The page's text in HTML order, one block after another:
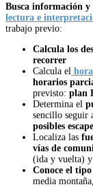
Busca información y
lectura e
trabajo previo:
Calcula los
recorrer
Calcula el
horarios
previsto: plan
Determina el
sencillo seguir
posibles
Localiza las
vías de
(ida y vuelta) y
Conoce el tipo
media